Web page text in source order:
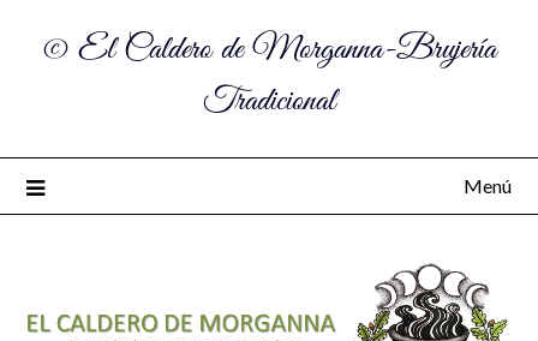
© El Caldero de Morganna-Brujería
Tradicional
Menú